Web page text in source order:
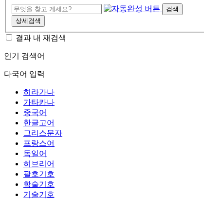
검색
상세검색
결과 내 재검색
인기 검색어
다국어 입력
히라가나
가타카나
중국어
한글고어
그리스문자
프랑스어
독일어
히브리어
괄호기호
학술기호
기술기호